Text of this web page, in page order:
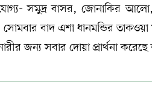
সমুদ্র বাসর, জোনাকির আলো,
বাদ এশা ধানমন্ডির
জন্য সবার দোয়া প্রার্থনা করেছে